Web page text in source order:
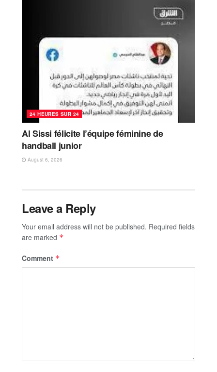
24 HEURES SUR 24
Al Sissi félicite l’équipe féminine de
handball junior
August 6, 2026
Leave a Reply
Your email address will not be published. Required fields
are marked *
Comment *